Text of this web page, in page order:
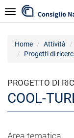
al
contenuto
Navigazione
Home Attività
Progetti di
PROGETTO DI
COOL-